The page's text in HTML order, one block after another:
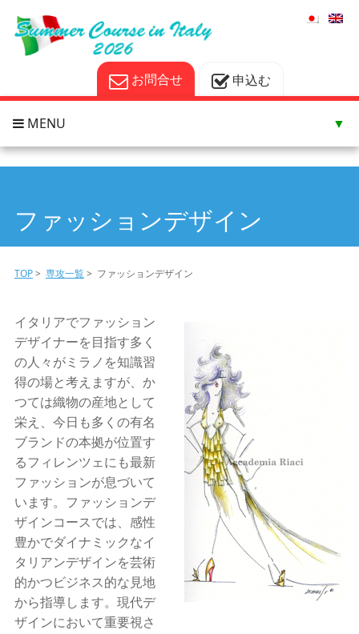
申込む
お問合せ
▼
MENU ▼
ファッションデザイン
TOP> 専攻一覧> ファッションデザイン
イタリアでファッション
デザイナーを目指す多く
の人々がミラノを知識習
得の場と考えますが、か
つては織物の産地として
栄え、今日も多くの有名
ブランドの本拠が位置す
るフィレンツェにも最新
ファッションが息づいて
います。ファッションデ
ザインコースでは、感性
豊かでダイナミックなイ
タリアンデザインを芸術
的かつビジネス的な見地
から指導します。現代デ
ザインにおいて重要視さ